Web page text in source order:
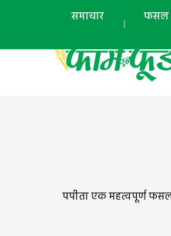
समाचार फसल
पपीता एक महत्वपूर्ण